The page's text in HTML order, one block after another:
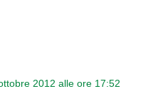
2012 alle ore 17:52